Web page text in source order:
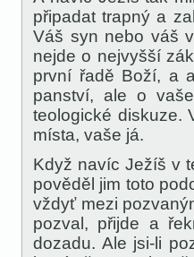
připadat trapný a
Váš syn nebo váš
nejde o nejvyšší
první řadě Boží, a
panství, a le o
teologické diskuze.
místa, vaše já.
Když navíc Ježíš v
pověděl jim toto
vždyť mezi
pozval, přijde a
dozadu. Ale jsi-li